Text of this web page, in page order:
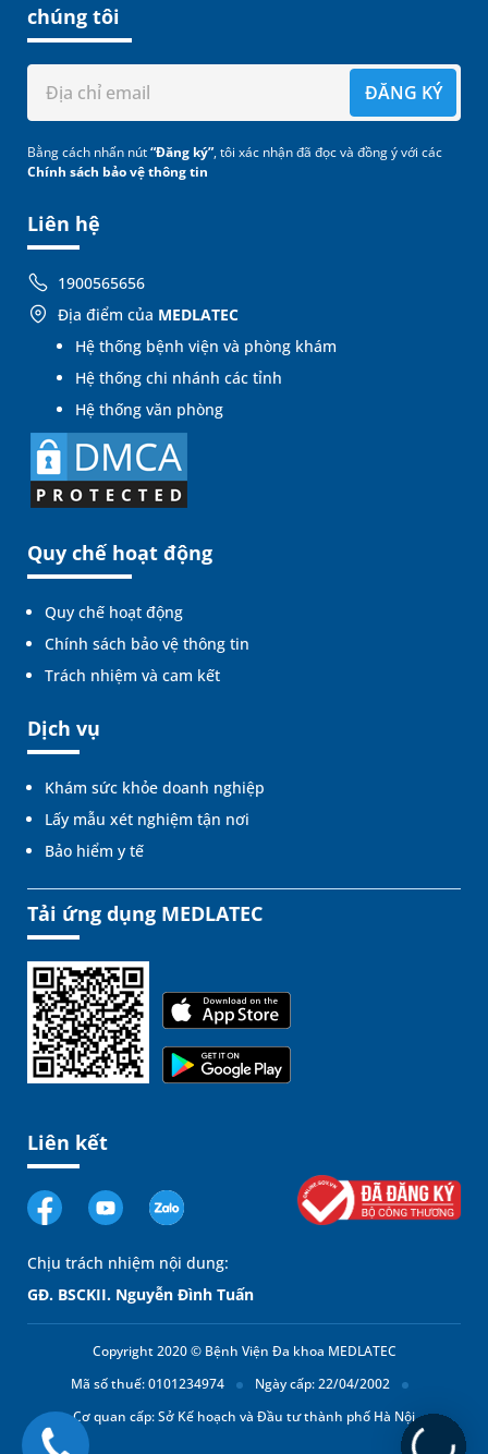
Liên hệ
1900565656
Địa điểm của MEDLATEC
Hệ thống bệnh viện và phòng khám
Hệ thống chi nhánh các tỉnh
Hệ thống văn phòng
Quy chế hoạt động
Quy chế hoạt động
Chính sách bảo vệ thông tin
Trách nhiệm và cam kết
Dịch vụ
Khám sức khỏe doanh nghiệp
Lấy mẫu xét nghiệm tận nơi
Bảo hiểm y tế
chúng tôi
ĐĂNG KÝ
Bằng cách nhấn nút“Đăng ký”, tôi xác nhận đã đọc và đồng ý với các
Chính sách bảo vệ thông tin
Tải ứng dụng MEDLATEC
Liên kết
Chịu trách nhiệm nội dung:
GĐ. BSCKII. Nguyễn Đình Tuấn
Copyright 2020 © Bệnh Viện Đa khoa MEDLATEC
Mã số thuế: 0101234974
Ngày cấp: 22/04/2002
Cơ quan cấp: Sở Kế hoạch và Đầu tư thành phố Hà Nội